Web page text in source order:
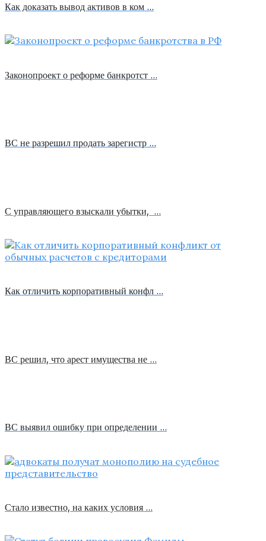
Как доказать вывод активов в ком …
Законопроект о реформе банкротст …
ВС не разрешил продать зарегистр …
С управляющего взыскали убытки, …
Как отличить корпоративный конфл …
ВС решил, что арест имущества не …
ВС выявил ошибку при определении …
Стало известно, на каких условия …